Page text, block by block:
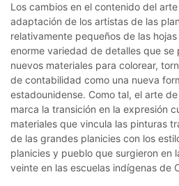
Los cambios en el contenido del
adaptación de los artistas de las
relativamente pequeños de las
enorme variedad de detalles que se
nuevos materiales para colorear,
de contabilidad como una nueva
estadounidense. Como tal, el arte
marca la transición en la expresión
materiales que vincula las pinturas
de las grandes planicies con los
planicies y pueblo que surgieron en
veinte en las escuelas indígenas de